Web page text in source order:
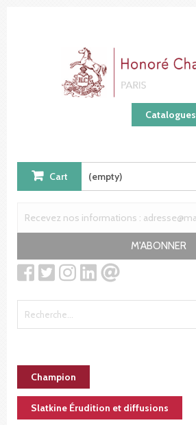
Catalogues
Cart (empty)
M'ABONNER
Champion
Slatkine Érudition et diffusions